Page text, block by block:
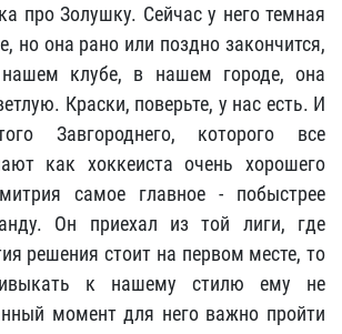
про Золушку. Сейчас у него темная
но она рано или поздно закончится,
клубе, в нашем городе, она
Краски, поверьте, у нас есть. И
Завгороднего, которого все
как хоккеиста очень хорошего
самое главное - побыстрее
Он приехал из той лиги, где
решения стоит на первом месте, то
к нашему стилю ему не
момент для него важно пройти